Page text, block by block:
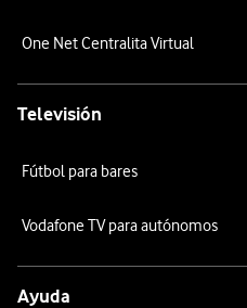
One Net Centralita Virtual
Televisión
Fútbol para bares
Vodafone TV para autónomos
Ayuda